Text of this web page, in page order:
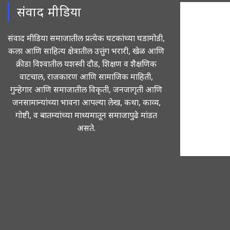
संवाद मीडिया
संवाद मीडिया समाजातील प्रत्येक घटकांच्या घडामोडी,
कला आणि साहित्य क्षेत्रातील उत्तुंग भरारी, खेळ आणि
क्रीडा विश्वातील यशस्वी दौड, शिक्षण व शैक्षणिक
वाटचाल, राजकारण आणि सामाजिक माहिती,
गुन्हेगार आणि समाजातील विकृती, जनजागृती आणि
जनसामान्यांच्या भावना आपल्या लेख, कथा, काव्य,
गोष्टी, व बातम्यांच्या माध्यमातून समाजापुढे मांडत
असते.